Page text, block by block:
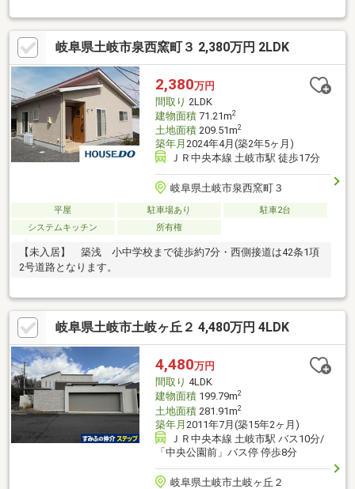
岐阜県土岐市泉西窯町３ 2,380万円 2LDK
2,380万円
間取り 2LDK
建物面積71.21m2
土地面積209.51m2
築年月 2024年4月(築2年5ヶ月)
ＪＲ中央本線 土岐市駅 徒歩17分
岐阜県土岐市泉西窯町３
平屋 駐車場あり
駐車2台
システムキッチン
所有権
【未入居】 築浅 小中学校まで徒歩約7分・西側接道は42条1項
2号道路となります。
岐阜県土岐市土岐ヶ丘２ 4,480万円 4LDK
4,480万円
間取り 4LDK
建物面積199.79m2
土地面積281.91m2
築年月 2011年7月(築15年2ヶ月)
ＪＲ中央本線 土岐市駅 バス10分/
「中央公園前」バス停 停歩8分
岐阜県土岐市土岐ヶ丘２